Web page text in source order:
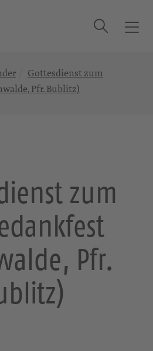
T
Suche
Gottesdienst zum
Pfr. Bublitz)
zum
Pfr.